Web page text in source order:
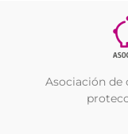
Asociación de